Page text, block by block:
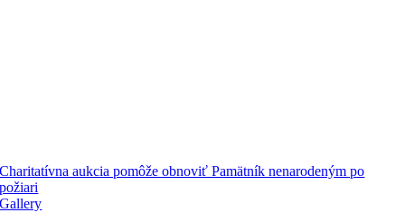
Charitatívna aukcia pomôže obnoviť Pamätník nenarodeným po
požiari
Gallery